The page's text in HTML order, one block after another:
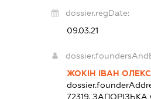
dossier.regDate:
09.03.21
ЖОКІН ІВАН
72319, ЗАПОРІЗЬКА